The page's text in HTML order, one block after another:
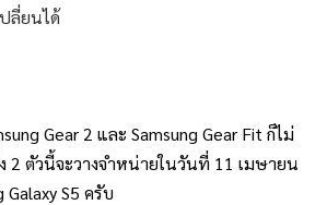
ลี่ยนได้
Gear 2 และ Samsung Gear Fit ก็ไม่
2 ตัวนี้จะวางจำหน่ายในวันที่ 11 เมษายน
S5 ครับ